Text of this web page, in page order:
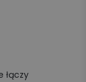
łączy